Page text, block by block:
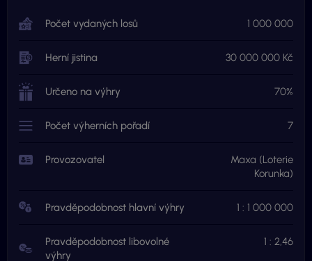
Počet vydaných losů 1 000 000
Herní jistina 30 000 000 Kč
Určeno na výhry 70%
Počet výherních pořadí 7
Provozovatel
Maxa (Loterie
Korunka)
Pravděpodobnost hlavní výhry 1 : 1 000 000
Pravděpodobnost libovolné
výhry
1 : 2,46